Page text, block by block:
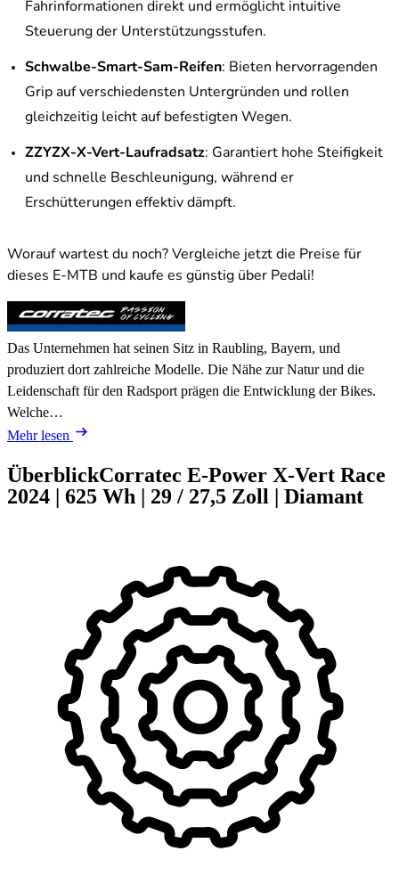
Fahrinformationen direkt und ermöglicht intuitive
Steuerung der Unterstützungsstufen.
Schwalbe-Smart-Sam-Reifen: Bieten hervorragenden
Grip auf verschiedensten Untergründen und rollen
gleichzeitig leicht auf befestigten Wegen.
ZZYZX-X-Vert-Laufradsatz: Garantiert hohe Steifigkeit
und schnelle Beschleunigung, während er
Erschütterungen effektiv dämpft.
Worauf wartest du noch? Vergleiche jetzt die Preise für
dieses E-MTB und kaufe es günstig über Pedali!
Das Unternehmen hat seinen Sitz in Raubling, Bayern, und
produziert dort zahlreiche Modelle. Die Nähe zur Natur und die
Leidenschaft für den Radsport prägen die Entwicklung der Bikes.
Welche…
Mehr lesen
ÜberblickCorratec E-Power X-Vert Race
2024 | 625 Wh | 29 / 27,5 Zoll | Diamant